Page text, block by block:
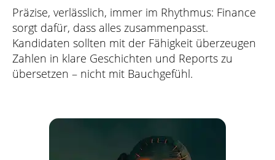
Präzise, verlässlich, immer im Rhythmus: Finance
sorgt dafür, dass alles zusammenpasst.
Kandidaten sollten mit der Fähigkeit überzeugen
Zahlen in klare Geschichten und Reports zu
übersetzen – nicht mit Bauchgefühl.